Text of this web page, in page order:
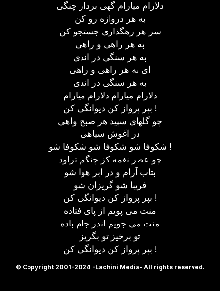
دلارام میارام گهی بردار چنگی
به هر دروازه رو کن
سر هر رهگذاری جستجو کن
به هر راهی و راهی
به هر سنگی در اندی
آی به هر راهی و راهی
به هر سنگی در اندی
دلارام میارام دلارام میارام
بپر پرواز کن دیوانگی کن !
چو گلهای سپید هر صبح واهی
در آغوش سیاهی
شکوفا شو شکوفا شو شکوفا شو !
چو عطر نغمه کز چنگم تراود
بتاب آرام و در ابر هوا شو
فریبا شو گریزان شو
بپر پرواز کن دیوانگی کن !
منت می پویم از پای فتاده
منت می جویم اندر جام باده
تو برخیز تو بگریز
بپر پرواز کن دیوانگی کن !
© Copyright 2001-2024 -Lachini Media- All rights reserved.